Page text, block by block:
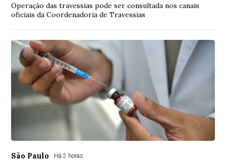
Operação das travessias pode ser consultada nos canais
oficiais da Coordenadoria de Travessias
São Paulo Há 2 horas